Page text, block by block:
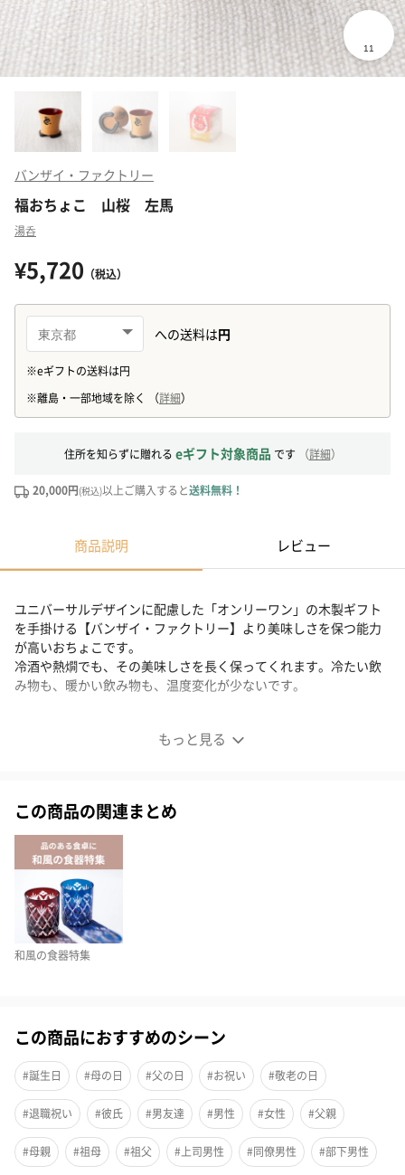
バンザイ・ファクトリー
福おちょこ 山桜 左馬
湯呑
¥5,720 （税込）
住所を知らずに贈れる eギフト対象商品 です （詳細）
20,000円(税込)以上ご購入すると送料無料！
商品説明 レビュー
もっと見る
ユニバーサルデザインに配慮した「オンリーワン」の木製ギフト
を手掛ける【バンザイ・ファクトリー】より美味しさを保つ能力
が高いおちょこです。
冷酒や熱燗でも、その美味しさを長く保ってくれます。冷たい飲
み物も、暖かい飲み物も、温度変化が少ないです。
木材の器は温度変化が最も少ない素材です。
冷たい飲み物も、暖かい飲み物も、温度変化が少ないのが利点で
す。
つまり、美味しさを保つ能力が高いということです。
冷酒や熱燗でも、その美味しさを長く保ってくれます。
素材へのこだわり
【バンザイ・ファクトリー】は岩手三陸の地場産品を使用してい
ます。
岩手県は山桜の北限の産地です。
木地は主に岩手県北の北上山系と奥羽山系から採取される北限山
この商品の関連まとめ
和風の食器特集
この商品におすすめのシーン
#誕生日 #母の日 #父の日 #お祝い #敬老の日
#退職祝い #彼氏 #男友達 #男性 #女性 #父親
#母親 #祖母 #祖父 #上司男性 #同僚男性 #部下男性